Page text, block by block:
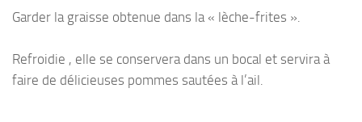
Garder la graisse obtenue dans la « lèche-frites ».
Refroidie , elle se conservera dans un bocal et servira à
faire de délicieuses pommes sautées à l’ail.